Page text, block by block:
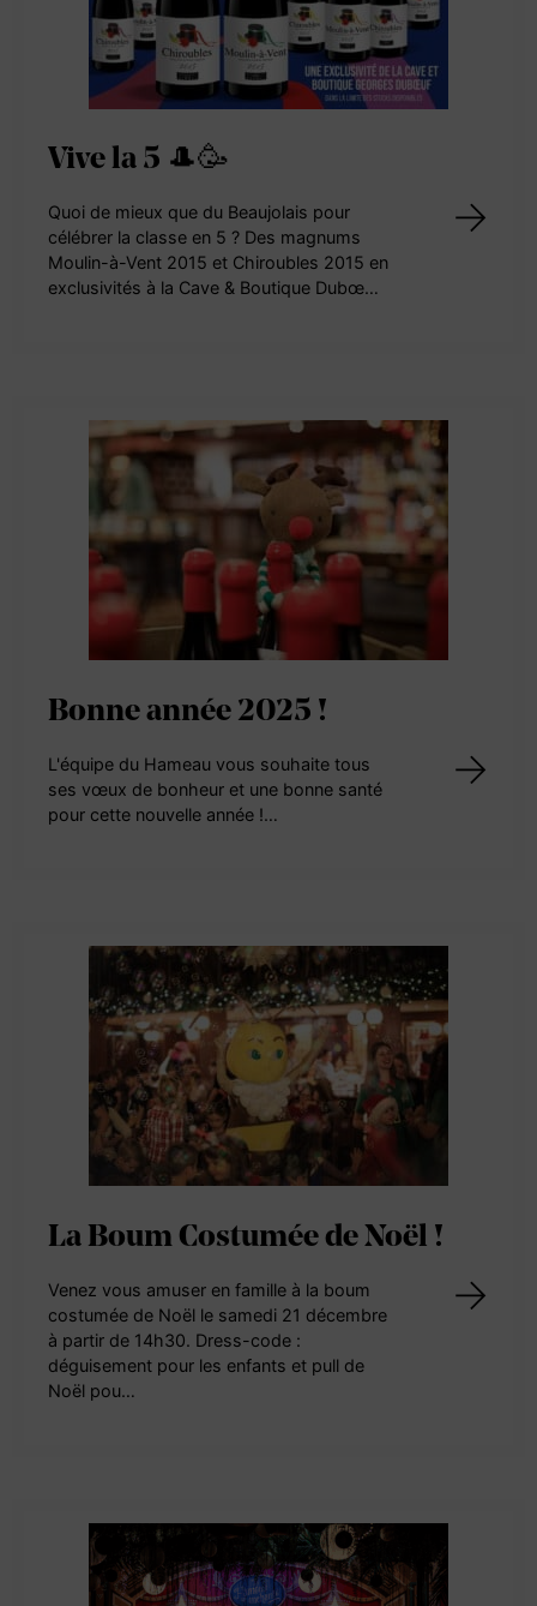
Vive la 5 🎩🥳
Quoi de mieux que du Beaujolais pour
célébrer la classe en 5 ? Des magnums
Moulin-à-Vent 2015 et Chiroubles 2015 en
exclusivités à la Cave & Boutique Dubœ…
Bonne année 2025 !
L'équipe du Hameau vous souhaite tous
ses vœux de bonheur et une bonne santé
pour cette nouvelle année !…
La Boum Costumée de Noël !
Venez vous amuser en famille à la boum
costumée de Noël le samedi 21 décembre
à partir de 14h30. Dress-code :
déguisement pour les enfants et pull de
Noël pou…